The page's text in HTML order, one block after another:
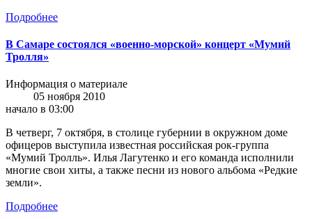
Подробнее
В Самаре состоялся «военно-морской» концерт «Мумий
Тролля»
Информация о материале
05 ноября 2010
начало в 03:00
В четверг, 7 октября, в столице губернии в окружном доме
офицеров выступила известная российская рок-группа
«Мумий Тролль». Илья Лагутенко и его команда исполнили
многие свои хиты, а также песни из нового альбома «Редкие
земли».
Подробнее